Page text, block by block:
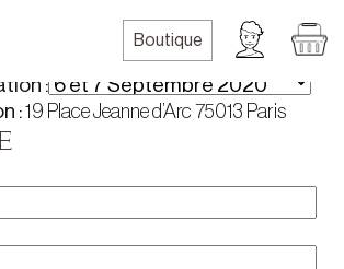
Boutique
de FORMATION
:
:19 Place Jeanne d’Arc 75013 Paris